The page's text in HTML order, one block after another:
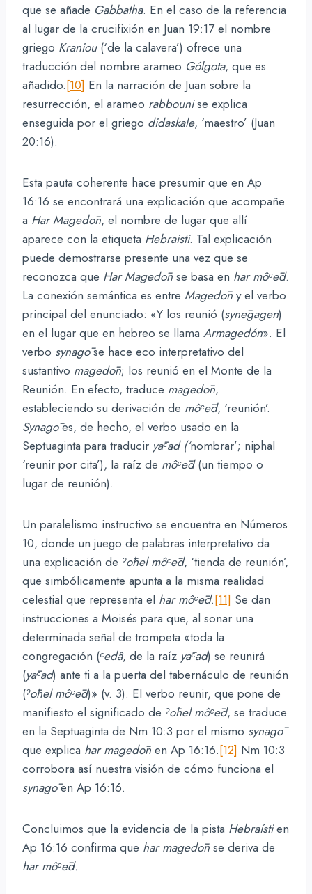
que se añade Gabbatha. En el caso de la referencia
al lugar de la crucifixión en Juan 19:17 el nombre
griego Kraniou(‘de la calavera’) ofrece una
traducción del nombre arameo Gólgota, que es
añadido.[10] En la narración de Juan sobre la
resurrección, el arameo rabbounise explica
enseguida por el griego didaskale, ‘maestro’ (Juan
20:16).
Esta pauta coherente hace presumir que en Ap
16:16 se encontrará una explicación que acompañe
a Har Magedōn, el nombre de lugar que allí
aparece con la etiqueta Hebraisti. Tal explicación
puede demostrarse presente una vez que se
reconozca que Har Magedōn se basa en har môᶜēd.
La conexión semántica es entre Magedōn y el verbo
principal del enunciado: «Y los reunió (synēgagen)
en el lugar que en hebreo se llama Armagedón». El
verbo synagōse hace eco interpretativo del
sustantivo magedōn; los reunió en el Monte de la
Reunión. En efecto, traduce magedōn,
estableciendo su derivación de môᶜēd, ‘reunión’.
Synagōes, de hecho, el verbo usado en la
Septuaginta para traducir yāᶜad (‘nombrar’; niphal
‘reunir por cita’), la raíz de môᶜēd(un tiempo o
lugar de reunión).
Un paralelismo instructivo se encuentra en Números
10, donde un juego de palabras interpretativo da
una explicación de ˀōhelmôᶜēd, ‘tienda de reunión’,
que simbólicamente apunta a la misma realidad
celestial que representa el har môᶜēd.[11] Se dan
instrucciones a Moisés para que, al sonar una
determinada señal de trompeta «toda la
congregación (ᶜedâ, de la raíz yāᶜad) se reunirá
(yāᶜad) ante ti a la puerta del tabernáculo de reunión
(ˀōhelmôᶜēd)» (v. 3). El verbo reunir, que pone de
manifiesto el significado de ˀōhelmôᶜēd, se traduce
en la Septuaginta de Nm 10:3 por el mismo synagō
que explica har magedōn en Ap 16:16.[12] Nm 10:3
corrobora así nuestra visión de cómo funciona el
synagōen Ap 16:16.
Concluimos que la evidencia de la pista Hebraístien
Ap 16:16 confirma que har magedōn se deriva de
har môᶜēd.